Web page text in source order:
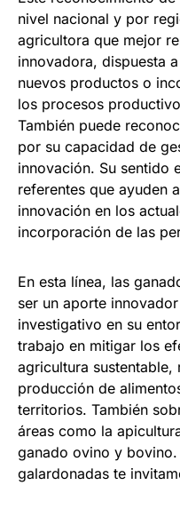
nivel nacional y por
agricultora que mejor
innovadora, dispuesta
nuevos productos o
los procesos
También puede
por su capacidad de
innovación. Su sentido
referentes que ayuden
innovación en los
incorporación de las
En esta línea, las
ser un aporte
investigativo en su
trabajo en mitigar los
agricultura
producción de
territorios. También
áreas como la
ganado ovino y
galardonadas te